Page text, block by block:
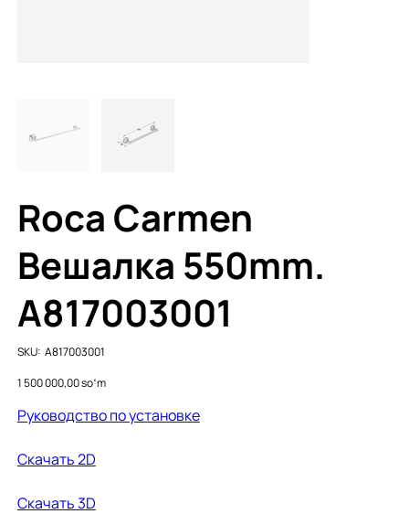
Roca Carmen
Вешалка 550mm.
A817003001
SKU:
SKU
A817003001
A817003001
Price
1 500 000,00 soʻm
Руководство по установке
Cкачать 2D
Cкачать 3D